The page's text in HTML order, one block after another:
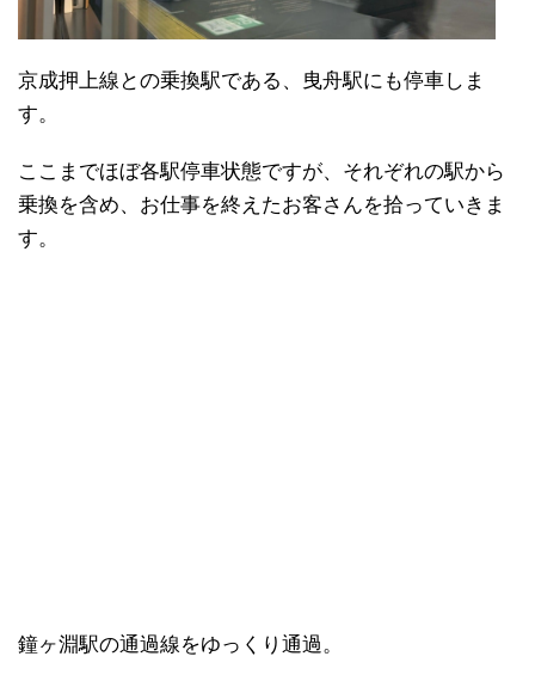
京成押上線との乗換駅である、曳舟駅にも停車しま
す。
ここまでほぼ各駅停車状態ですが、それぞれの駅から
乗換を含め、お仕事を終えたお客さんを拾っていきま
す。
鐘ヶ淵駅の通過線をゆっくり通過。